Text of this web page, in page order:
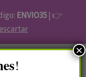
ENVIO35| 👉
!
×